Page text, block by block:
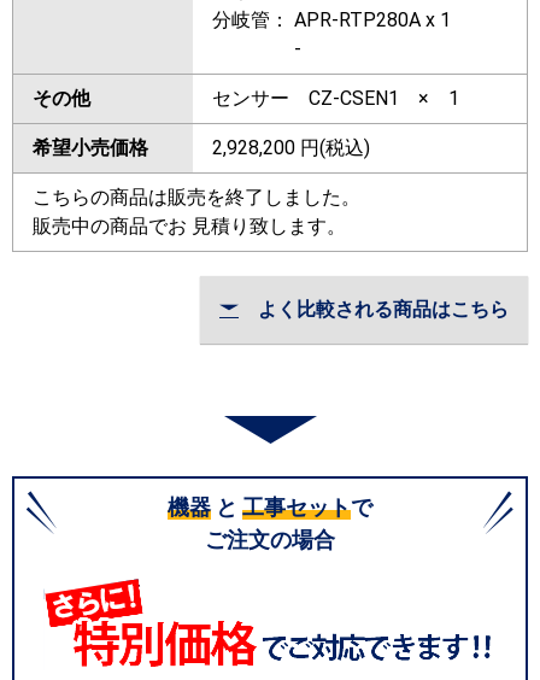
分岐管： APR-RTP280A x 1
-
その他 センサー CZ-CSEN1 × 1
希望小売価格 2,928,200 円(税込)
こちらの商品は販売を終了しました。
販売中の商品でお 見積り致します。
よく比較される商品はこちら
機器 と 工事セットで
ご注文の場合